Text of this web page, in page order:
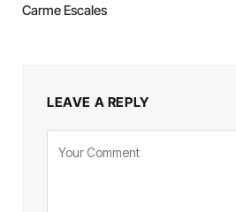
Carme Escales
LEAVE A REPLY